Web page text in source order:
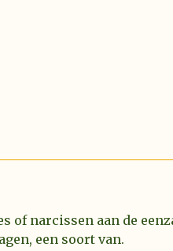
of narcissen aan de
een soort van.